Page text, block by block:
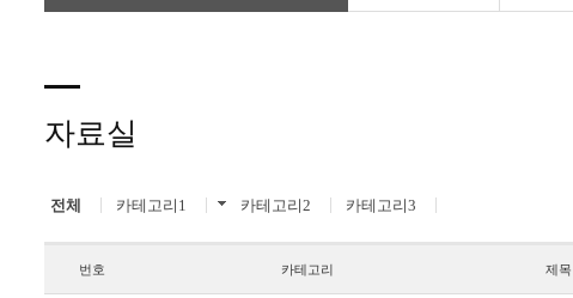
자료실
전체 카테고리1 카테고리2 카테고리3
번호 카테고리 제목